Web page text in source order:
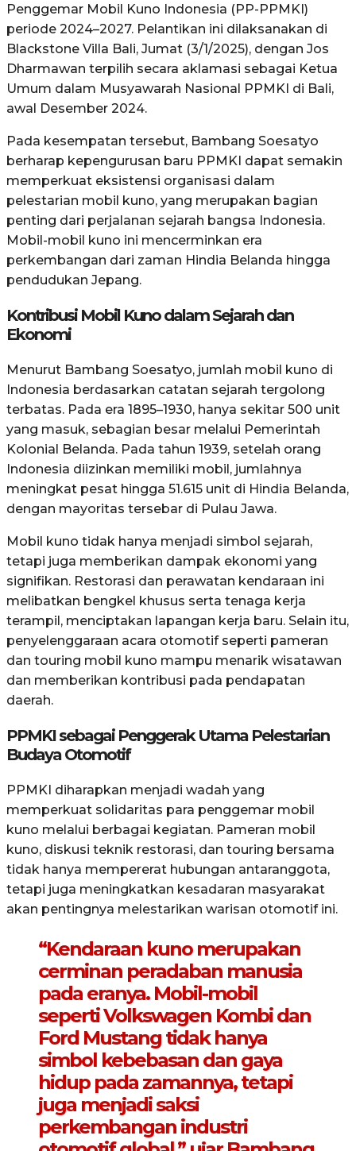
Penggemar Mobil Kuno Indonesia (PP-PPMKI)
periode 2024–2027. Pelantikan ini dilaksanakan di
Blackstone Villa Bali, Jumat (3/1/2025), dengan Jos
Dharmawan terpilih secara aklamasi sebagai Ketua
Umum dalam Musyawarah Nasional PPMKI di Bali,
awal Desember 2024.
Pada kesempatan tersebut, Bambang Soesatyo
berharap kepengurusan baru PPMKI dapat semakin
memperkuat eksistensi organisasi dalam
pelestarian mobil kuno, yang merupakan bagian
penting dari perjalanan sejarah bangsa Indonesia.
Mobil-mobil kuno ini mencerminkan era
perkembangan dari zaman Hindia Belanda hingga
pendudukan Jepang.
Kontribusi Mobil Kuno dalam Sejarah dan
Ekonomi
Menurut Bambang Soesatyo, jumlah mobil kuno di
Indonesia berdasarkan catatan sejarah tergolong
terbatas. Pada era 1895–1930, hanya sekitar 500 unit
yang masuk, sebagian besar melalui Pemerintah
Kolonial Belanda. Pada tahun 1939, setelah orang
Indonesia diizinkan memiliki mobil, jumlahnya
meningkat pesat hingga 51.615 unit di Hindia Belanda,
dengan mayoritas tersebar di Pulau Jawa.
Mobil kuno tidak hanya menjadi simbol sejarah,
tetapi juga memberikan dampak ekonomi yang
signifikan. Restorasi dan perawatan kendaraan ini
melibatkan bengkel khusus serta tenaga kerja
terampil, menciptakan lapangan kerja baru. Selain itu,
penyelenggaraan acara otomotif seperti pameran
dan touring mobil kuno mampu menarik wisatawan
dan memberikan kontribusi pada pendapatan
daerah.
PPMKI sebagai Penggerak Utama Pelestarian
Budaya Otomotif
PPMKI diharapkan menjadi wadah yang
memperkuat solidaritas para penggemar mobil
kuno melalui berbagai kegiatan. Pameran mobil
kuno, diskusi teknik restorasi, dan touring bersama
tidak hanya mempererat hubungan antaranggota,
tetapi juga meningkatkan kesadaran masyarakat
akan pentingnya melestarikan warisan otomotif ini.
“Kendaraan kuno merupakan
cerminan peradaban manusia
pada eranya. Mobil-mobil
seperti Volkswagen Kombi dan
Ford Mustang tidak hanya
simbol kebebasan dan gaya
hidup pada zamannya, tetapi
juga menjadi saksi
perkembangan industri